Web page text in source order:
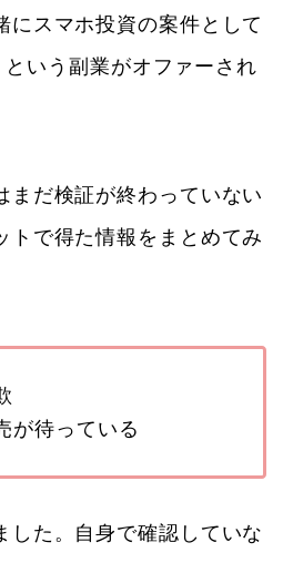
にスマホ投資の案件として
いう副業がオファーされ
まだ検証が終わっていない
トで得た情報をまとめてみ
が待っている
した。自身で確認していな